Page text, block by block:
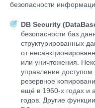
безопасности
DB Security
безопасности баз
структурированных
от
или уничтожения.
управление
резервное
ещё в 1960-х годах и
годов. Другие